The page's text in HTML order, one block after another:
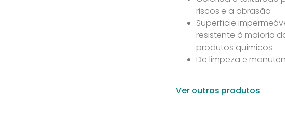
riscos e a abrasão
Superfície
resistente à maioria
produtos químicos
De limpeza e
Ver outros produtos